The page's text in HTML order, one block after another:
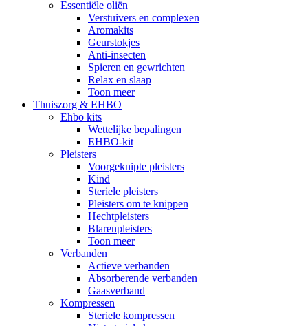
Essentiële oliën
Verstuivers en complexen
Aromakits
Geurstokjes
Anti-insecten
Spieren en gewrichten
Relax en slaap
Toon meer
Thuiszorg & EHBO
Ehbo kits
Wettelijke bepalingen
EHBO-kit
Pleisters
Voorgeknipte pleisters
Kind
Steriele pleisters
Pleisters om te knippen
Hechtpleisters
Blarenpleisters
Toon meer
Verbanden
Actieve verbanden
Absorberende verbanden
Gaasverband
Kompressen
Steriele kompressen